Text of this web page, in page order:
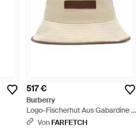
517 €
Burberry
Logo-Fischerhut Aus Gabardine -
Natur
Von FARFETCH